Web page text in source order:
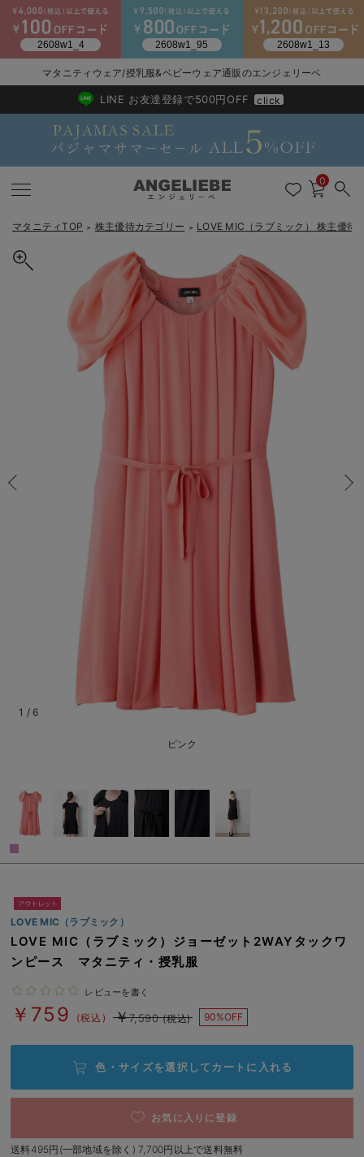
戻る
マタニティウェア全て
マタニティ ワンピース
マタニティ パンツ
マタニティ アウター（コート）・ママコート
戻る
マタニティ 下着・インナー全て
マタニティ ショーツ
産褥ショーツ
骨盤・マタニティベルト （妊娠中・産後）
戻る
授乳ワンピース
戻る
マタニティ フォーマル全て
マタニティ スーツ
マタニティ オフィス 通勤服
戻る
授乳用品全て
妊婦用 抱き枕・授乳クッション
戻る
マタニティレッグウェア全て
マタニティストッキング・タイツ
マタニティレギンス
戻る
マタニティ ボディケア全て
妊娠線クリーム
戻る
アウトレット全て
【アウトレット】ワンピース
【アウトレット】トップス・授乳トップス
【アウトレット】インナー
戻る
抗菌防臭加工
冷房対策
快適機能ウェア特集 パジャマ
ハレの日に着るANGELIEBEのセレモニー
買って正解！高評価レビューアイテム
親子コーデ｜ママとベビーにおすすめ！
便利な育児家電
ロンパースはいつからいつまで使う？選ぶポイントも解説！
入院準備の持ち物チェック
戻る
再入荷｜インナー
再入荷｜アウター
戻る
送料無料アイテム全て
ワンピース
トップス
パンツ
スカート
パジャマ
インナー
雑貨
ベビー
戻る
ブラキャミ おまとめ
MAX55%OFF ブラック
戻る
【37周年祭セール】
【37周年祭セール】
【37周年祭セール】
戻る
気温差別オススメア
【15℃】3月下旬～
【〜10℃】3月中旬
戻る
動きやすく着回しで
涼しくて可愛い「ワ
戻る
強撚スムース(コス
戻る
マタニティウェア
【おまとめ割】パジ
戻る
こだわりの履き心地
カジュアル
デニム
レギンス
オフィス
戻る
ジャケット派
きれいめトップス派
きれいめスカート派
きれいめ美脚パンツ派
ツィード派
王道シンプル派
セットアップ派
戻る
出産準備応援割全て
マタニティパジャマ
マタニティインナー
ベビー
戻る
【オフィスカジュア
【オフィスカジュア
戻る
レギンスタイプ
パンツタイプ
戻る
【フォーマル】ワン
【フォーマル】ボト
【フォーマル】トッ
戻る
【ベビー】長袖
【ベビー】半袖
【ベビー】グッズ
戻る
ハンカチ
2WAYオール
コンビ肌着
短肌着
セット
戻る
快適ウェア10%OFF
快適ウェア10%OFF
戻る
春のマタニティワン
セットアップ・ レイ
Aライン ・フレアワ
Iライン ・タイトシ
ジャンパースカート/
ワーク・オフィス
カジュアル
フォーマル / オケー
あったかアイテム｜
戻る
Gift Selection 出産
〜3,000円（税込）
〜5,000円（税込）
〜10,000円（税込）
10,001円（税込）〜
女の子におススメの
男の子におススメの
定番ギフト
もらって嬉しいギフト
かわいくておもしろ
何枚あっても嬉しい
長く使えるアイテム
お部屋映えアイテム
戻る
冬の冷え対策インナ
薄くてあったか
綿混素材
腹巻・ひざ上パンツ
保温&リカバリー
レギンス・タイツ
カップ付きインナー
あったか度◎
裏起毛素材
戻る
入院準備の持ち物チ
入院してすぐ使うグ
赤ちゃんへ使うもの
産後に使うグッズ
戻る
冬のあったか特集全て
【冬のあったか特集
【冬のあったか特集
【冬のあったか特集
【冬のあったか特集
マタニティウェア/授乳服&ベビーウェア通販のエンジェリーベ
2026/NewArrival
送料495円(一部地域を除く) 7,700円以上で送料無料
LINE お友達登録で500円OFF click
0
マタニティTOP ＞ 株主優待カテゴリー ＞ LOVE MIC（ラブミック） 株主優待
ピンク
1 / 6
LOVE MIC（ラブミック）
LOVE MIC（ラブミック）ジョーゼット2WAYタックワ
ンピース マタニティ・授乳服
レビューを書く
￥7,590 (税込)
￥759 (税込) 90%OFF
色・サイズを選択して カートに入れる
お気に入りに登録
送料495円(一部地域を除く) 7,700円以上で送料無料
LOVE MIC（ラブミック）ジョーゼット2WAYタックワンピース マ
M/在庫あり
カートに入れる
L/残り1点
カートに入れる